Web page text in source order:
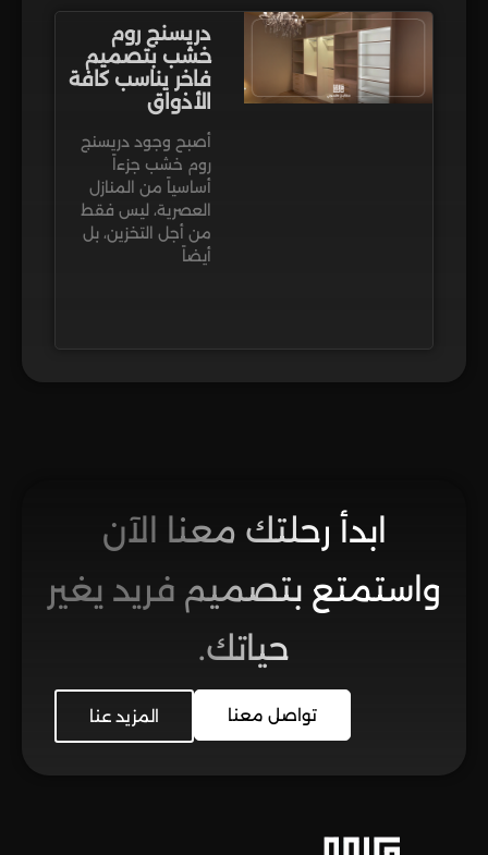
دريسنج روم
خشب بتصميم
فاخر يناسب كافة
الأذواق
أصبح وجود دريسنج
روم خشب جزءاً
أساسياً من المنازل
العصرية، ليس فقط
من أجل التخزين، بل
أيضاً
ابدأ رحلتك معنا الآن
واستمتع بتصميم فريد يغير
حياتك.
المزيد عنا تواصل معنا